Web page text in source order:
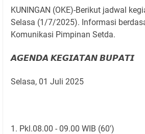
KUNINGAN (OKE)-Berikut jadwal
Selasa (1/7/2025). Informasi
Komunikasi Pimpinan Setda.
𝘼𝙂𝙀𝙉𝘿𝘼 𝙆𝙀𝙂𝙄𝘼𝙏𝘼𝙉 𝘽𝙐𝙋𝘼𝙏𝙄
Selasa, 01 Juli 2025
1. Pkl.08.00 - 09.00 WIB (60')